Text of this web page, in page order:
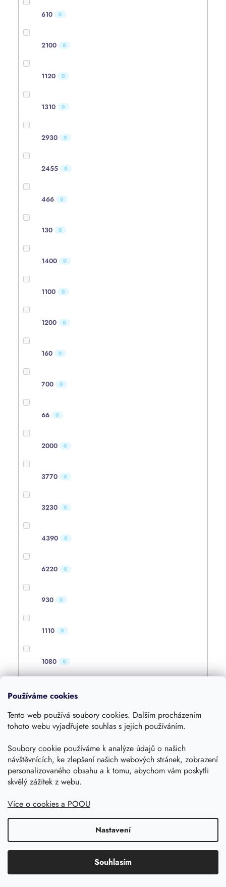
Používáme cookies
Tento web používá soubory cookies. Dalším procházením
tohoto webu vyjadřujete souhlas s jejich používáním.
Soubory cookie používáme k analýze údajů o našich
návštěvnících, ke zlepšení našich webových stránek, zobrazení
personalizovaného obsahu a k tomu, abychom vám poskytli
skvělý zážitek z webu.
Více o cookies a POOU
Nastavení
Souhlasím
610 0
2100 0
1120 0
1310 0
2930 0
2455 0
466 0
130 0
1400 0
1100 0
1200 0
160 0
700 0
66 0
2000 0
3770 0
3230 0
4390 0
6220 0
930 0
1110 0
1080 0
0
4000
1600 1
360 0
1055 0